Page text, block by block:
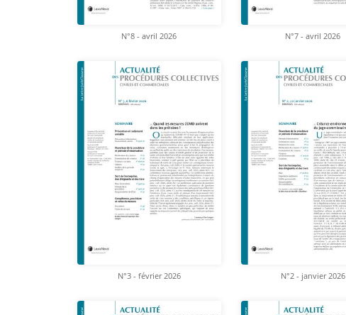
N°8 - avril 2026 N°7 - avril 2026
N°3 - février 2026 N°2 - janvier 2026